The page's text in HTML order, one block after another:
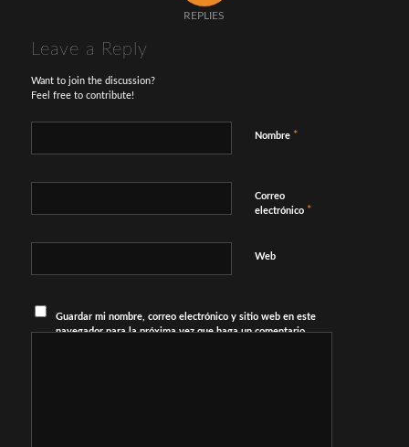
REPLIES
Leave a Reply
Want to join the discussion?
Feel free to contribute!
Nombre *
Correo
electrónico *
Web
Guardar mi nombre, correo electrónico y sitio web en este
navegador para la próxima vez que haga un comentario.